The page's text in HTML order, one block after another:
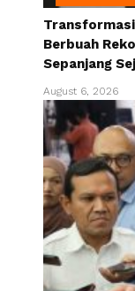
Berbuah
Sepanjang
August 6, 2026